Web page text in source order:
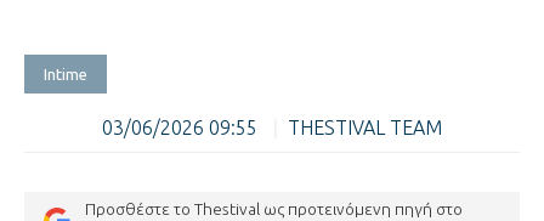
Intime
03/06/2026 09:55 THESTIVAL TEAM
Προσθέστε το Thestival ως προτεινόμενη πηγή στο